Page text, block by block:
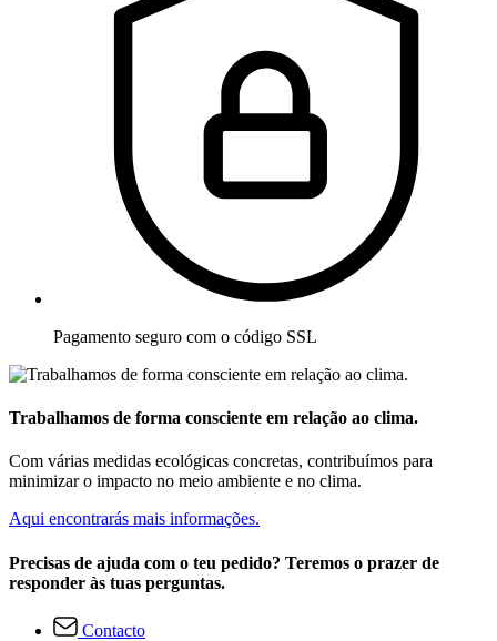
Pagamento seguro com o código SSL
Trabalhamos de forma consciente em relação ao clima.
Com várias medidas ecológicas concretas, contribuímos para
minimizar o impacto no meio ambiente e no clima.
Aqui encontrarás mais informações.
Precisas de ajuda com o teu pedido? Teremos o prazer de
responder às tuas perguntas.
Contacto